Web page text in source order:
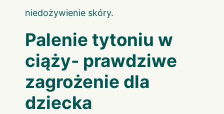
niedożywienie skóry.
Palenie tytoniu w
ciąży- prawdziwe
zagrożenie dla
dziecka